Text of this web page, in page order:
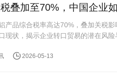
叠加至70%，中国企业
产品综合税率高达70%，叠加关税
现状，揭示企业转口贸易的潜在风险
2026-05-13